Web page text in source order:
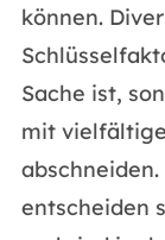
können.
Sache ist,
mit
entscheiden